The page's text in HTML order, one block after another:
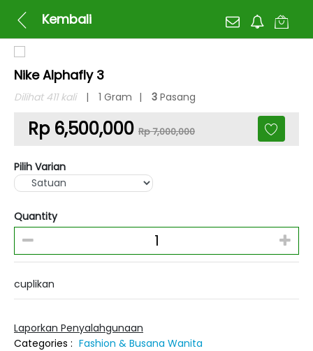
Kembali
Nike Alphafly 3
Dilihat 411 kali 1 Gram 3 Pasang
Rp 6,500,000 Rp 7,000,000
Pilih Varian
Quantity
cuplikan
Laporkan Penyalahgunaan
Categories : Fashion & Busana Wanita